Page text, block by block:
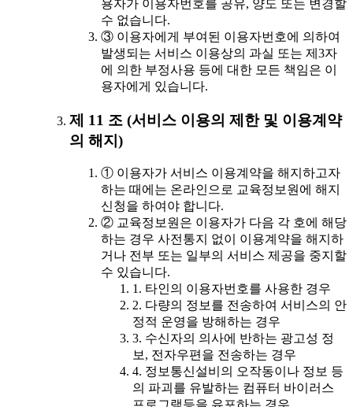
용자가 이용자번호를 공유, 양도 또는 변경할
수 없습니다.
③ 이용자에게 부여된 이용자번호에 의하여
발생되는 서비스 이용상의 과실 또는 제3자
에 의한 부정사용 등에 대한 모든 책임은 이
용자에게 있습니다.
제 11 조 (서비스 이용의 제한 및 이용계약
의 해지)
① 이용자가 서비스 이용계약을 해지하고자
하는 때에는 온라인으로 교육정보원에 해지
신청을 하여야 합니다.
② 교육정보원은 이용자가 다음 각 호에 해당
하는 경우 사전통지 없이 이용계약을 해지하
거나 전부 또는 일부의 서비스 제공을 중지할
수 있습니다.
1. 타인의 이용자번호를 사용한 경우
2. 다량의 정보를 전송하여 서비스의 안
정적 운영을 방해하는 경우
3. 수신자의 의사에 반하는 광고성 정
보, 전자우편을 전송하는 경우
4. 정보통신설비의 오작동이나 정보 등
의 파괴를 유발하는 컴퓨터 바이러스